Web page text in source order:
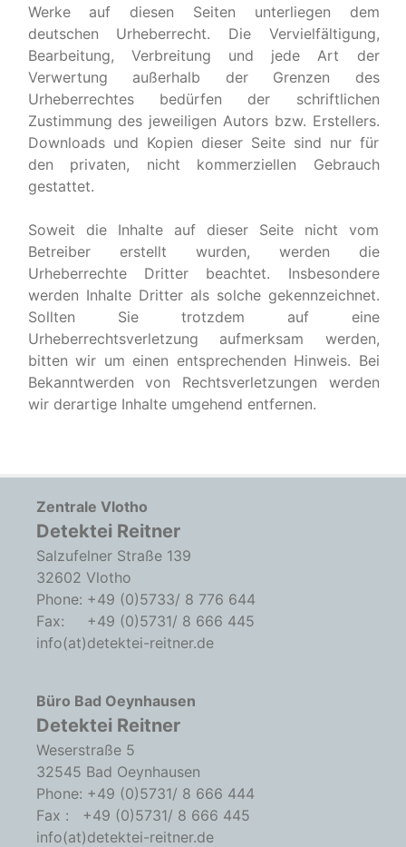
Werke auf diesen Seiten unterliegen dem
deutschen Urheberrecht. Die Vervielfältigung,
Bearbeitung, Verbreitung und jede Art der
Verwertung außerhalb der Grenzen des
Urheberrechtes bedürfen der schriftlichen
Zustimmung des jeweiligen Autors bzw. Erstellers.
Downloads und Kopien dieser Seite sind nur für
den privaten, nicht kommerziellen Gebrauch
gestattet.
Soweit die Inhalte auf dieser Seite nicht vom
Betreiber erstellt wurden, werden die
Urheberrechte Dritter beachtet. Insbesondere
werden Inhalte Dritter als solche gekennzeichnet.
Sollten Sie trotzdem auf eine
Urheberrechtsverletzung aufmerksam werden,
bitten wir um einen entsprechenden Hinweis. Bei
Bekanntwerden von Rechtsverletzungen werden
wir derartige Inhalte umgehend entfernen.
Zentrale Vlotho
Detektei Reitner
Salzufelner Straße 139
32602 Vlotho
Phone: +49 (0)5733/ 8 776 644
Fax: +49 (0)5731/ 8 666 445
info(at)detektei-reitner.de
Büro Bad Oeynhausen
Detektei Reitner
Weserstraße 5
32545 Bad Oeynhausen
Phone: +49 (0)5731/ 8 666 444
Fax : +49 (0)5731/ 8 666 445
info(at)detektei-reitner.de